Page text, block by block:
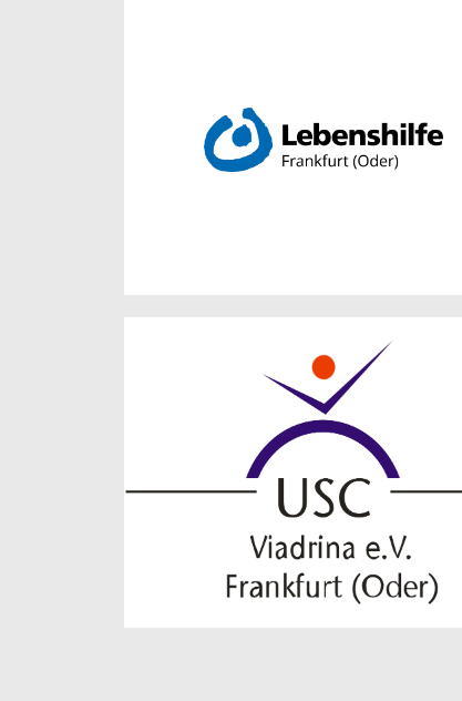
15234 Frankfurt (Oder)
info@lebenshilfe-ffo.de
USC Viadrina Frankfurt
(Oder) e.V.
Logenstraße 3
15230 Frankfurt (Oder)
Zur Website